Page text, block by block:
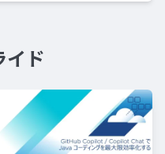
イド